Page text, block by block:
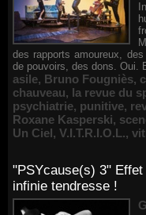
des rapports amoureux,
de pouvoirs, des dons. Oui.
asile, Bruno Fougniès,
chauveau, la revue du
psychiatrie, punitive,
Roxane Kasperski,
Un Ciel, V.I.T.R.I.O.L.,
"PSYcause(s) 3"
infinie tendresse !